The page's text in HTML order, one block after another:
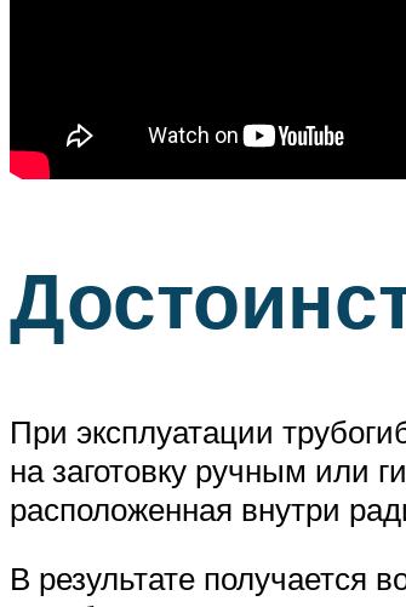
При эксплуатации
на заготовку ручным или
расположенная внутри
В результате получается